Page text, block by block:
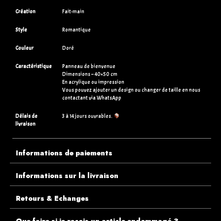
Création Fait-main
Style Romantique
Couleur Doré
Caractéristique
Panneau de bienvenue
Dimensions – 40×50 cm
En acrylique ou impression
Vous pouvez ajouter un design ou changer de taille en nous
contactant via WhatsApp
Délais de
livraison
3 à 14 jours ouvrables.
Informations de paiements
Informations sur la livraison
Retours & Echanges